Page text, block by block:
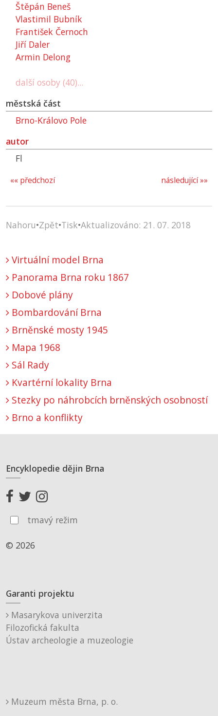
Štěpán Beneš
Vlastimil Bubník
František Černoch
Jiří Daler
Armin Delong
další osoby (40)...
městská část
Brno-Královo Pole
autor
Fl
následující »»
«« předchozí
Nahoru•Zpět•Tisk•Aktualizováno: 21. 07. 2018
Virtuální model Brna
Panorama Brna roku 1867
Dobové plány
Bombardování Brna
Brněnské mosty 1945
Mapa 1968
Sál Rady
Kvartérní lokality Brna
Stezky po náhrobcích brněnských osobností
Brno a konflikty
Encyklopedie dějin Brna
tmavý režim
© 2026
Garanti projektu
Masarykova univerzita
Filozofická fakulta
Ústav archeologie a muzeologie
Muzeum města Brna, p. o.